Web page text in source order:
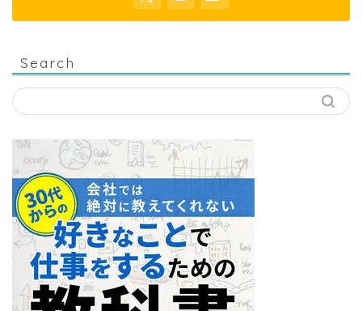
Search